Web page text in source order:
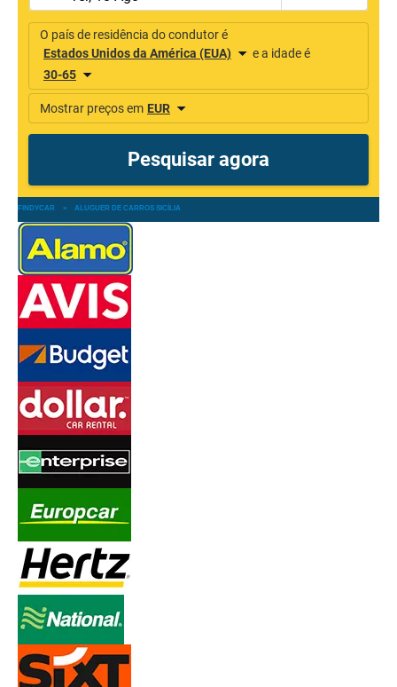
FINDYCAR » ALUGUER DE CARROS SICÍLIA